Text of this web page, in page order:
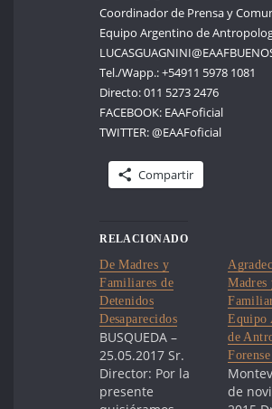
Coordinador de Prensa y
Equipo Argentino de
Tel./Wapp.: +54911 5978 1081
Directo: 011 5273 2476
FACEBOOK: EAAFoficial
TWITTER: @EAAFoficial
Compartir
RELACIONADO
De Madres y
Familiares de
Detenidos
Desaparecidos
BUSQUEDA –
25.05.2017 Sr.
Director: Por la
presente
Madres
Equipo
de
de